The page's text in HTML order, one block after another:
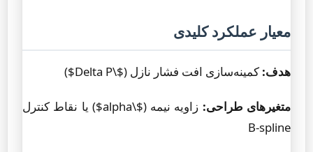
معیار عملکرد کلیدی
هدف: کمینه‌سازی افت فشار نازل ($\Delta P$)
متغیرهای طراحی:
زاویه نیمه ($\alpha$) یا نقاط کنترل
B-spline